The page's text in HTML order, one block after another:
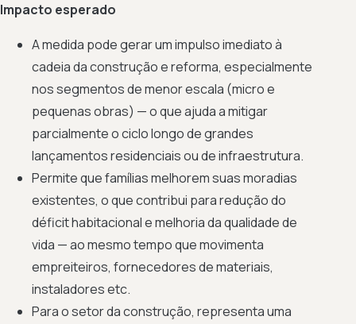
Impacto esperado
A medida pode gerar um impulso imediato à
cadeia da construção e reforma, especialmente
nos segmentos de menor escala (micro e
pequenas obras) — o que ajuda a mitigar
parcialmente o ciclo longo de grandes
lançamentos residenciais ou de infraestrutura.
Permite que famílias melhorem suas moradias
existentes, o que contribui para redução do
déficit habitacional e melhoria da qualidade de
vida — ao mesmo tempo que movimenta
empreiteiros, fornecedores de materiais,
instaladores etc.
Para o setor da construção, representa uma